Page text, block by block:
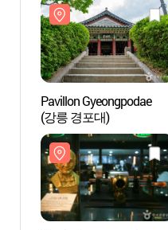
Pavillon Gyeongpodae
(강릉 경포대)